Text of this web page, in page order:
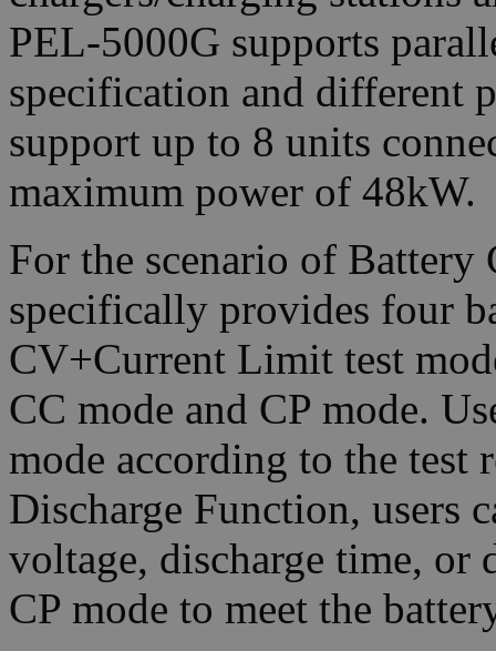
PEL-5000G supports
specification and different
support up to 8 units
maximum power of 48kW.
For the scenario of Battery
specifically provides four
CV+Current Limit test
CC mode and CP mode.
mode according to the test
Discharge Function, users
voltage, discharge time, or
CP mode to meet the